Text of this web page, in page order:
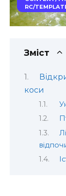
RC/
Зміст
коси